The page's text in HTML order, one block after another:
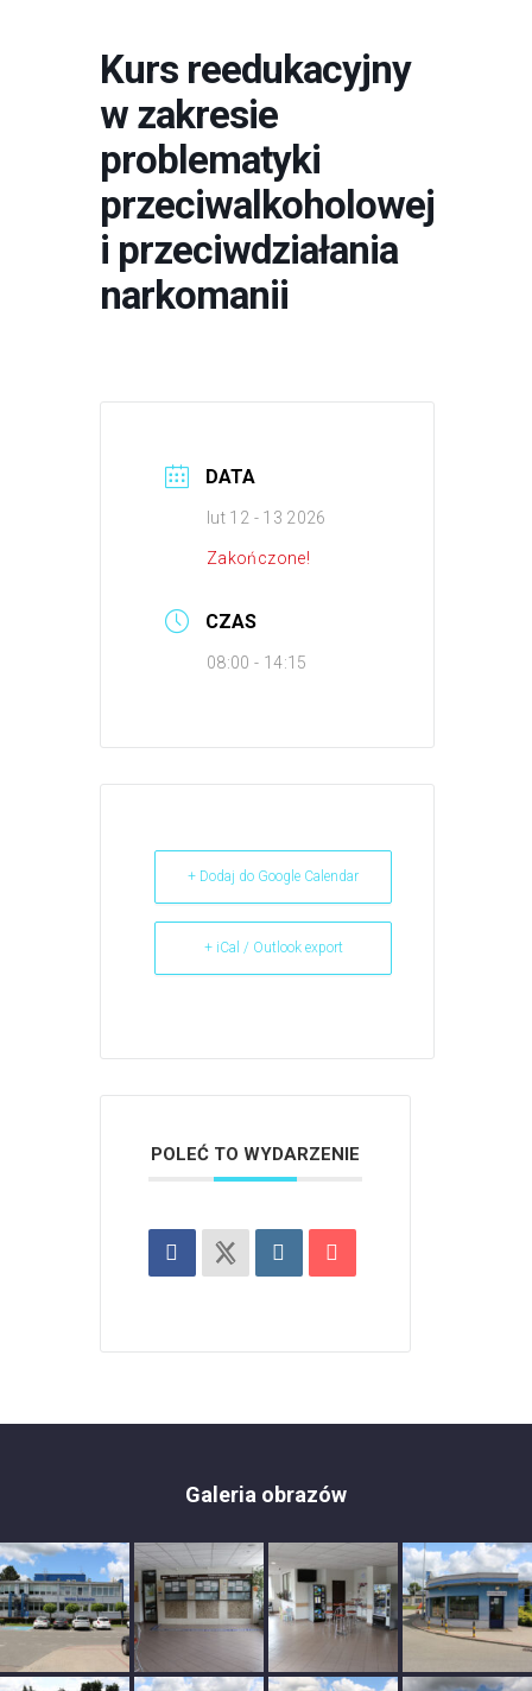
Kurs reedukacyjny
w zakresie
problematyki
przeciwalkoholowej
i przeciwdziałania
narkomanii
DATA
lut 12 - 13 2026
Zakończone!
CZAS
08:00 - 14:15
+ Dodaj do Google Calendar
+ iCal / Outlook export
POLEĆ TO WYDARZENIE
Galeria obrazów